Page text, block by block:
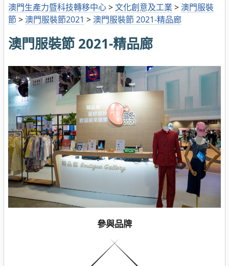
澳門生產力暨科技轉移中心>文化創意及工業 > 澳門服裝
節> 澳門服裝節2021 > 澳門服裝節 2021-精品廊
澳門服裝節 2021-精品廊
參與品牌